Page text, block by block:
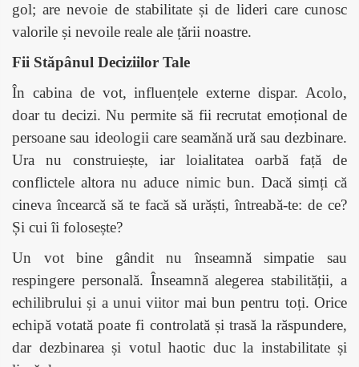
gol; are nevoie de stabilitate și de lideri care cunosc
valorile și nevoile reale ale țării noastre.
Fii Stăpânul Deciziilor Tale
În cabina de vot, influențele externe dispar. Acolo,
doar tu decizi. Nu permite să fii recrutat emoțional de
persoane sau ideologii care seamănă ură sau dezbinare.
Ura nu construiește, iar loialitatea oarbă față de
conflictele altora nu aduce nimic bun. Dacă simți că
cineva încearcă să te facă să urăști, întreabă-te: de ce?
Și cui îi folosește?
Un vot bine gândit nu înseamnă simpatie sau
respingere personală. Înseamnă alegerea stabilității, a
echilibrului și a unui viitor mai bun pentru toți. Orice
echipă votată poate fi controlată și trasă la răspundere,
dar dezbinarea și votul haotic duc la instabilitate și